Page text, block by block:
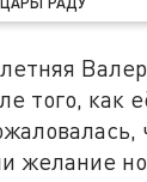
того, как
желание